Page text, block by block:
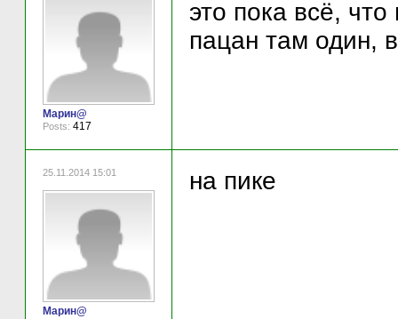
Марин@
Posts: 417
это пока всё,
пацан там один,
25.11.2014 15:01
Марин@
на пике